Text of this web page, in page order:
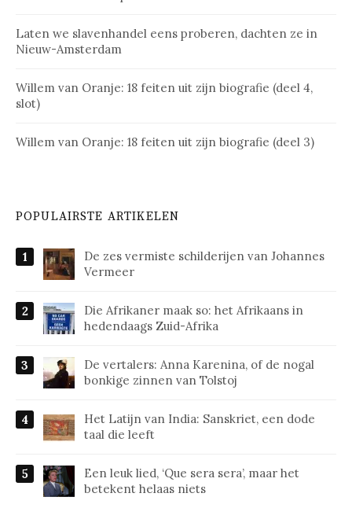
Laten we slavenhandel eens proberen, dachten ze in
Nieuw-Amsterdam
Willem van Oranje: 18 feiten uit zijn biografie (deel 4,
slot)
Willem van Oranje: 18 feiten uit zijn biografie (deel 3)
POPULAIRSTE ARTIKELEN
De zes vermiste schilderijen van Johannes
Vermeer
Die Afrikaner maak so: het Afrikaans in
hedendaags Zuid-Afrika
De vertalers: Anna Karenina, of de nogal
bonkige zinnen van Tolstoj
Het Latijn van India: Sanskriet, een dode
taal die leeft
Een leuk lied, ‘Que sera sera’, maar het
betekent helaas niets